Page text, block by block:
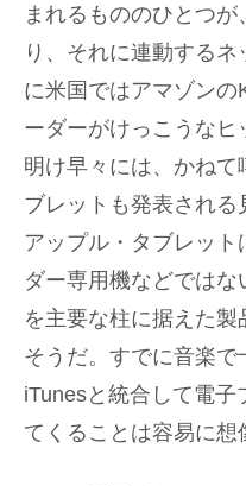
まれるもののひとつ
り、それに連動する
に米国ではアマゾンの
ーダーがけっこうな
明け早々には、かねて
ブレットも発表される
アップル・タブレッ
ダー専用機などでは
を主要な柱に据えた
そうだ。すでに音楽で
iTunesと統合して電
てくることは容易に想